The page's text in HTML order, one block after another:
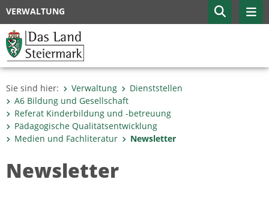
VERWALTUNG
Sie sind hier: Verwaltung
Dienststellen
A6 Bildung und Gesellschaft
Referat Kinderbildung und -betreuung
Pädagogische Qualitätsentwicklung
Medien und Fachliteratur
Newsletter
Newsletter